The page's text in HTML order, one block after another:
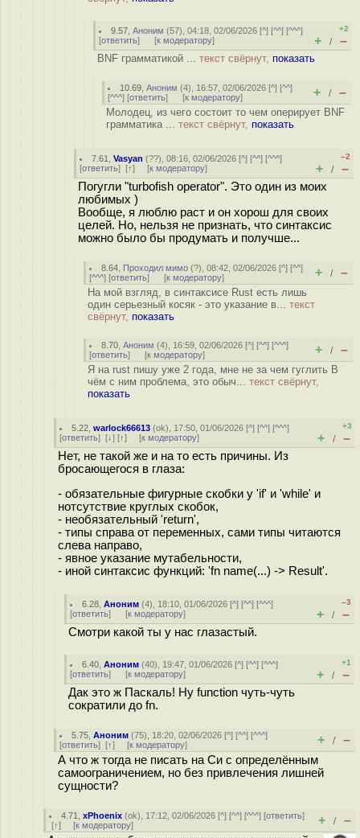
9.57 ,Аноним (57), 04:18, 02/06/2026 [^] [^^] [^^^]
[ответить] [к модератору]
+2
+ / –
BNF грамматикой ... текст свёрнут, показать
10.69 ,Аноним (4), 16:57, 02/06/2026 [^] [^^]
[^^^] [ответить] [к модератору] + / –
Молодец, из чего состоит то чем оперирует BNF
грамматика ... текст свёрнут, показать
7.61 ,Vasyan (??), 08:16, 02/06/2026 [^] [^^] [^^^]
[ответить] [↑] [к модератору]
–2
+ / –
Погугли "turbofish operator". Это один из моих
любимых )
Вообще, я люблю раст и он хорош для своих
целей. Но, нельзя не признать, что синтаксис
можно было бы продумать и получше...
8.64 Проходил мимо (?), 08:42, 02/06/2026 [^] [^^]
[^^^] [ответить] [к модератору] + / –
На мой взгляд, в синтаксисе Rust есть лишь
один серьезный косяк - это указание в... текст
свёрнут, показать
8.70 ,Аноним (4), 16:59, 02/06/2026 [^] [^^] [^^^]
[ответить] [к модератору] + / –
Я на rust пишу уже 2 года, мне не за чем гуглить В
чём с ним проблема, это обыч... текст свёрнут,
показать
5.22 ,warlock66613 (ok), 17:50, 01/06/2026 [^] [^^] [^^^]
[ответить] [↓] [↑] [к модератору]
+3
+ / –
Нет, не такой же и на то есть причины. Из
бросающегося в глаза:
- обязательные фигурные скобки у 'if' и 'while' и
нотсутствие круглых скобок,
- необязательный 'return',
- типы справа от переменных, сами типы читаются
слева направо,
- явное указание мутабельности,
- иной синтаксис функций: 'fn name(...) -> Result'.
6.28 ,Аноним (4), 18:10, 01/06/2026 [^] [^^] [^^^]
[ответить] [к модератору]
–3
+ / –
Смотри какой ты у нас глазастый.
6.40 ,Аноним (40), 19:47, 01/06/2026 [^] [^^] [^^^]
[ответить] [к модератору]
+1
+ / –
Дак это ж Паскаль! Ну function чуть-чуть
сократили до fn.
5.75 ,Аноним (75), 18:20, 02/06/2026 [^] [^^] [^^^]
[ответить] [↑] [к модератору] + / –
А что ж тогда не писать на Си с определённым
самоограничением, но без привлечения лишней
сущности?
4.71 ,xPhoenix (ok), 17:12, 02/06/2026 [^] [^^] [^^^] [ответить]
[↑] [к модератору] + / –